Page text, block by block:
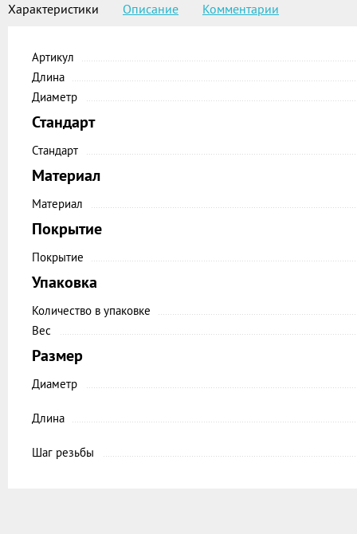
Характеристики Описание Комментарии
Артикул
Длина
Диаметр
Стандарт
Стандарт
Материал
Материал
Покрытие
Покрытие
Упаковка
Количество в упаковке
Вес
Размер
Диаметр
Длина
Шаг резьбы